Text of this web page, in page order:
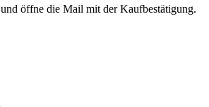
und öffne die Mail mit der Kaufbestätigung.